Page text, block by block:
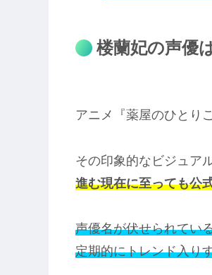
楼蘭妃の声優
アニメ『薬屋のひとり
その印象的なビジュア
進む現在に至っても公
声優名が伏せられてい
定期的にトレンド入り